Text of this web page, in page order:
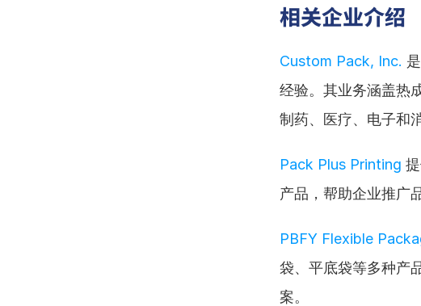
相关企业介绍
Custom Pack, Inc.
经验。其业务涵盖热
制药、医疗、电子和
Pack Plus Printing
产品，帮助企业推广
PBFY Flexible
袋、平底袋等多种产
案。